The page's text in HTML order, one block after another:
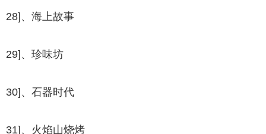
28]、海上故事
29]、珍味坊
30]、石器时代
31]、火焰山烧烤